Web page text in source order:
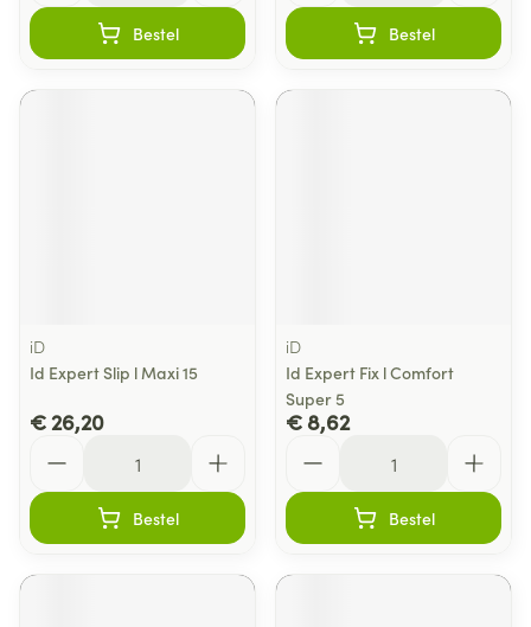
Bestel Bestel
iD
Id Expert Slip l Maxi 15
€ 26,20
Bestel
iD
Id Expert Fix l Comfort
Super 5
€ 8,62
Bestel